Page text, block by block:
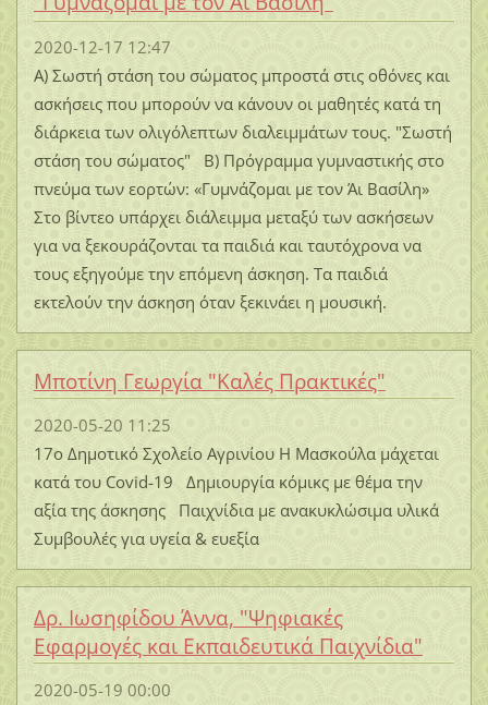
2020-12-17 12:47
Α) Σωστή στάση του σώματος μπροστά στις οθόνες και
ασκήσεις που μπορούν να κάνουν οι μαθητές κατά τη
διάρκεια των ολιγόλεπτων διαλειμμάτων τους. "Σωστή
στάση του σώματος" Β) Πρόγραμμα γυμναστικής στο
πνεύμα των εορτών: «Γυμνάζομαι με τον Άι Βασίλη»
Στο βίντεο υπάρχει διάλειμμα μεταξύ των ασκήσεων
για να ξεκουράζονται τα παιδιά και ταυτόχρονα να
τους εξηγούμε την επόμενη άσκηση. Τα παιδιά
εκτελούν την άσκηση όταν ξεκινάει η μουσική.
Μποτίνη Γεωργία "Καλές Πρακτικές"
2020-05-20 11:25
17ο Δημοτικό Σχολείο Αγρινίου Η Μασκούλα μάχεται
κατά του Covid-19 Δημιουργία κόμικς με θέμα την
αξία της άσκησης Παιχνίδια με ανακυκλώσιμα υλικά
Συμβουλές για υγεία & ευεξία
Δρ. Ιωσηφίδου Άννα, "Ψηφιακές
Εφαρμογές και Εκπαιδευτικά Παιχνίδια"
2020-05-19 00:00